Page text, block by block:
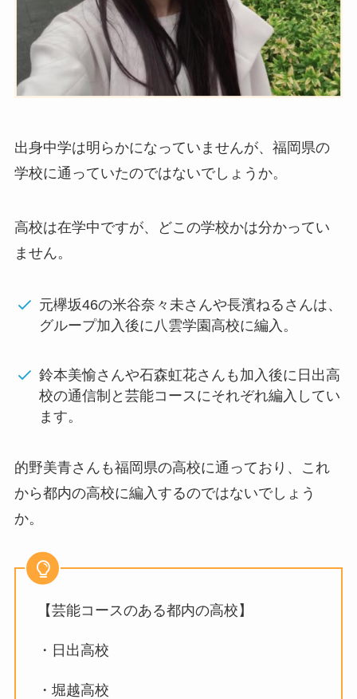
出身中学は明らかになっていませんが、福岡県の
学校に通っていたのではないでしょうか。
高校は在学中ですが、どこの学校かは分かってい
ません。
元欅坂46の米谷奈々未さんや長濱ねるさんは、
グループ加入後に八雲学園高校に編入。
鈴本美愉さんや石森虹花さんも加入後に日出高
校の通信制と芸能コースにそれぞれ編入してい
ます。
的野美青さんも福岡県の高校に通っており、これ
から都内の高校に編入するのではないでしょう
か。
【芸能コースのある都内の高校】
・日出高校
・堀越高校